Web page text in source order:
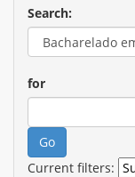
Search:
for
Current filters: